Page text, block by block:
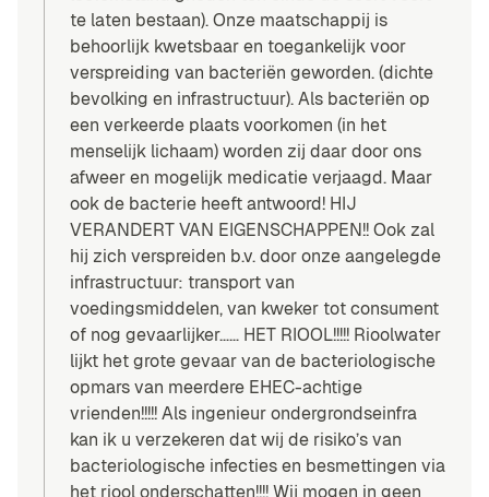
te laten bestaan). Onze maatschappij is
behoorlijk kwetsbaar en toegankelijk voor
verspreiding van bacteriën geworden. (dichte
bevolking en infrastructuur). Als bacteriën op
een verkeerde plaats voorkomen (in het
menselijk lichaam) worden zij daar door ons
afweer en mogelijk medicatie verjaagd. Maar
ook de bacterie heeft antwoord! HIJ
VERANDERT VAN EIGENSCHAPPEN!! Ook zal
hij zich verspreiden b.v. door onze aangelegde
infrastructuur: transport van
voedingsmiddelen, van kweker tot consument
of nog gevaarlijker…… HET RIOOL!!!!! Rioolwater
lijkt het grote gevaar van de bacteriologische
opmars van meerdere EHEC-achtige
vrienden!!!!! Als ingenieur ondergrondseinfra
kan ik u verzekeren dat wij de risiko’s van
bacteriologische infecties en besmettingen via